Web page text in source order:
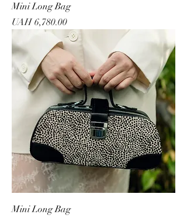
Mini Long Bag
Price
UAH 6,780.00
Mini Long Bag